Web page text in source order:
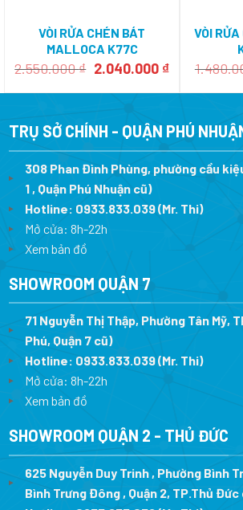
VÒI RỬA CHÉN BÁT
MALLOCA K77C
2.550.000₫ Giá
là:
2.040.000 ₫Giá
tại
2.040.000 ₫.
VÒI
TRỤ SỞ CHÍNH - QUẬN PHÚ
308 Phan Đình Phùng, phường cầu
1 , Quận Phú Nhuận cũ)
Hotline: 0933.833.039(Mr. Thi)
Mở cửa: 8h-22h
Xem bản đồ
SHOWROOM QUẬN 7
71 Nguyễn Thị Thập, Phường Tân Mỹ,
Phú, Quận 7 cũ)
Hotline: 0933.833.039(Mr. Thi)
Mở cửa: 8h-22h
Xem bản đồ
SHOWROOM QUẬN 2 - THỦ ĐỨC
625 Nguyễn Duy Trinh , Phường Bình
Bình Trưng Đông , Quận 2, TP.Thủ Đức